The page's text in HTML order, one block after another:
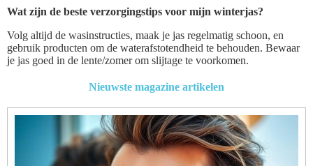
Wat zijn de beste verzorgingstips voor mijn winterjas?
Volg altijd de wasinstructies, maak je jas regelmatig schoon, en
gebruik producten om de waterafstotendheid te behouden. Bewaar
je jas goed in de lente/zomer om slijtage te voorkomen.
Nieuwste magazine artikelen